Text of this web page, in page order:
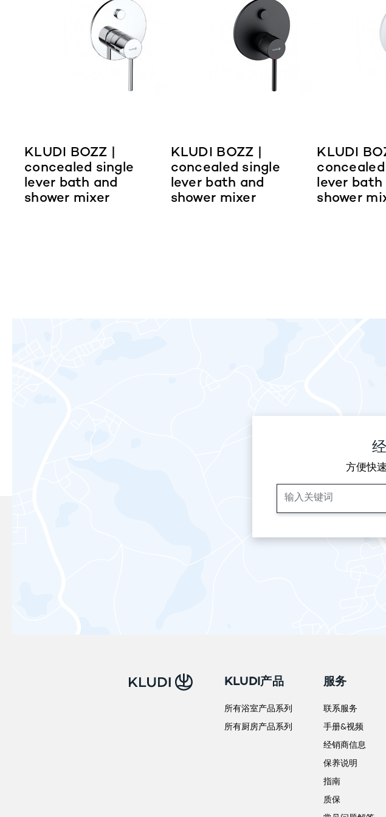
KLUDI BOZZ |
concealed single
lever bath and
shower mixer
KLUDI BOZZ |
concealed single
lever bath and
shower mixer
KLUDI
lever bath
shower
方便快
KLUDI产品
所有浴室产品系列
所有厨房产品系列
服务
联系服务
手册&视频
经销商信息
保养说明
指南
质保